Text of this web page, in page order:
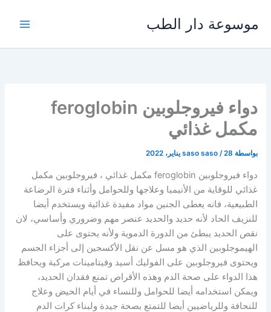
المحتوى
موسوعة دار الطب
دواء فيروجلوبين feroglobin
مكمل غذائي
بواسطة saso saso /28 يناير، 2022
دواء فيروجلوبين feroglobin مكمل غذائي ، فيروجلوبين مكمل
غذائي للوقاية من الأنيميا وعلاجها وللحوامل وأثناء فترة الرضاعة
الطبيعية، فانه يعطى الجنين مواد مفيدة غذائية ويستخدم أيضا
للنزيف الحاد لأنه حديد والحديد عنصر مهم وضروري وأساسي، لان
نقص الحديد يبطئ من الدورة الدموية ولأنه يحتوى على
الهيموجلوبين الذي هو مسل عن نقل الأكسجين إلى أجزاء الجسم
ويحتوى فيروجلوبين على الفوليك أسيد وفيتامينات مركبة ويحافظ
هذا الدواء على صحة الدم وهذه الأقراص تمنع فقدان الحديد،
ويمكن استخدامه أيضا للحوامل وللنساء في أيام الحيض وعلاج
للنحافة وللرياضيين أيضا للتمتع بصحة جيدة ولبناء كرات الدم